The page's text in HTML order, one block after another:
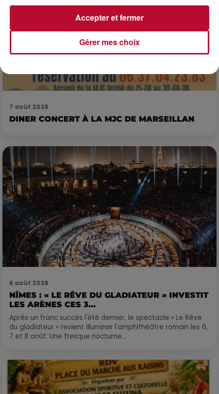
7 août 2026
DINER CONCERT À LA MJC DE MARSEILLAN
6 août 2026
NÎMES : « LE RÊVE DU GLADIATEUR » INVESTIT
LES ARÈNES CES 3...
Après un franc succès l'été dernier, le spectacle « Le Rêve
du gladiateur » revient illuminer l'amphithéâtre romain les 6,
7 et 8 août. Une fresque nocturne...
Gérer mes choix
Accepter et fermer